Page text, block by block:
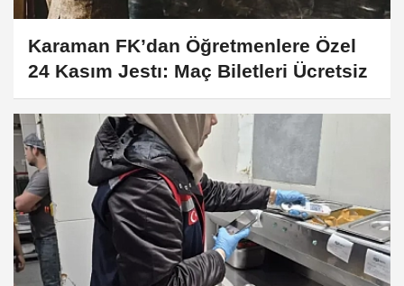
Karaman FK’dan Öğretmenlere Özel
24 Kasım Jestı: Maç Biletleri Ücretsiz